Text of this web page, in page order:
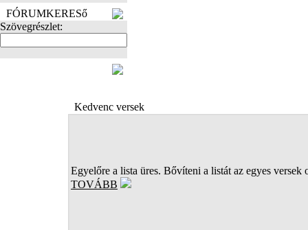
FÓRUMKERESő
Szövegrészlet:
Kedvenc versek
Egyelőre a lista üres. Bővíteni a listát az egyes versek
TOVÁBB